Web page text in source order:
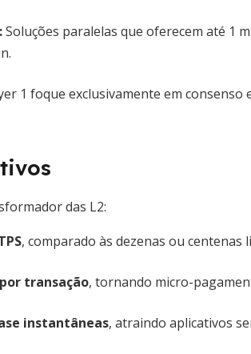
Soluções paralelas que oferecem até 1
1 foque exclusivamente em consenso
das L2:
, comparado às dezenas ou centenas
transação, tornando micro-
instantâneas, atraindo aplicativos